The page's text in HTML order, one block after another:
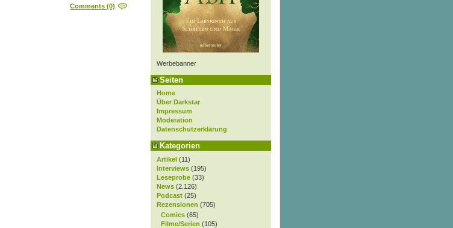
Werbebanner
Seiten
Home
Über Darkstar
Impressum
Moderation
Datenschutzerklärung
Kategorien
Artikel (11)
Interviews (195)
Leseprobe (33)
News (2.126)
Podcast (25)
Rezensionen (705)
Comics (65)
Filme/Serien (105)
Comments (0)